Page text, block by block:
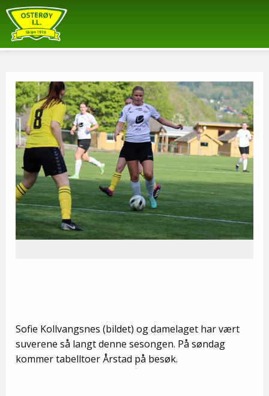
Sofie Kollvangsnes (bildet) og damelaget har vært
suverene så langt denne sesongen. På søndag
kommer tabelltoer Årstad på besøk.